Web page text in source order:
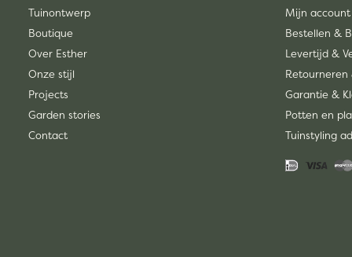
Tuinontwerp
Boutique
Over Esther
Onze stijl
Projects
Garden stories
Contact
Mijn account
Bestellen &
Levertijd &
Retourneren
Garantie &
Potten en
Tuinstyling